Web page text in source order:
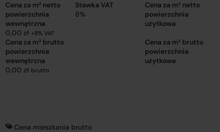
Cena za m² netto
powierzchnia
wewnętrzna
0,00 zł+8% VAT
Stawka VAT
8%
Cena za m² netto
powierzchnia
użytkowa
Cena za m² brutto
powierzchnia
wewnętrzna
0,00 zł brutto
Cena za m² brutto
powierzchnia
użytkowa
Cena mieszkania brutto